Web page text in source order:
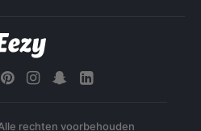
rechten voorbehouden